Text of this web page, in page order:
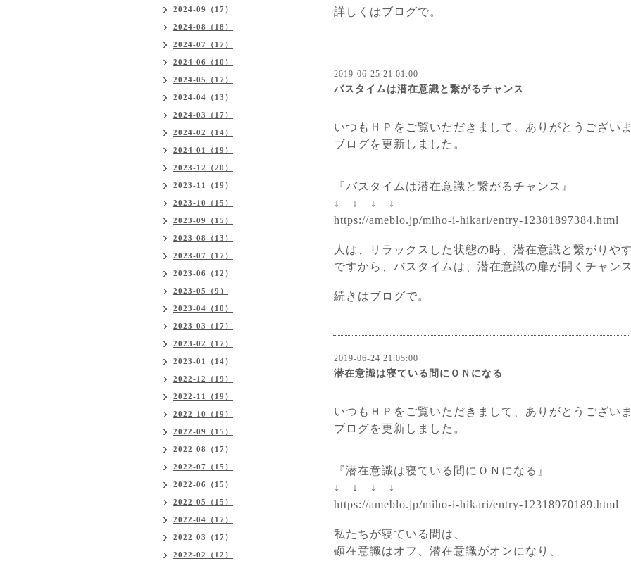
詳しくはブログで。
2019-06-25 21:01:00
バスタイムは潜在意識と繋がるチャンス
いつもＨＰをご覧いただきまして、ありがとうござい
ブログを更新しました。
『バスタイムは潜在意識と繋がるチャンス』
↓ ↓ ↓ ↓
https://ameblo.jp/miho-i-hikari/entry-12381897384.html
人は、リラックスした状態の時、潜在意識と繋がりや
ですから、バスタイムは、潜在意識の扉が開くチャン
続きはブログで。
2019-06-24 21:05:00
潜在意識は寝ている間にＯＮになる
いつもＨＰをご覧いただきまして、ありがとうござい
ブログを更新しました。
『潜在意識は寝ている間にＯＮになる』
↓ ↓ ↓ ↓
https://ameblo.jp/miho-i-hikari/entry-12318970189.html
私たちが寝ている間は、
顕在意識はオフ、潜在意識がオンになり、
2024-09（17）
2024-08（18）
2024-07（17）
2024-06（10）
2024-05（17）
2024-04（13）
2024-03（17）
2024-02（14）
2024-01（19）
2023-12（20）
2023-11（19）
2023-10（15）
2023-09（15）
2023-08（13）
2023-07（17）
2023-06（12）
2023-05（9）
2023-04（10）
2023-03（17）
2023-02（17）
2023-01（14）
2022-12（19）
2022-11（19）
2022-10（19）
2022-09（15）
2022-08（17）
2022-07（15）
2022-06（15）
2022-05（15）
2022-04（17）
2022-03（17）
2022-02（12）